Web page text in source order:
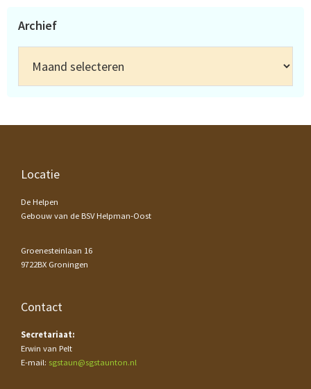
Archief
Footer
Locatie
De Helpen
Gebouw van de BSV Helpman-Oost
Groenesteinlaan 16
9722BX Groningen
Contact
Secretariaat:
Erwin van Pelt
E-mail: sgstaun@sgstaunton.nl